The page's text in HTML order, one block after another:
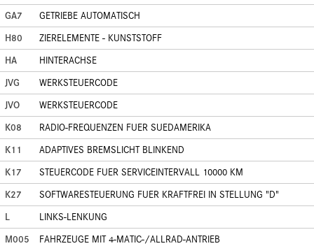
GA7
GETRIEBE AUTOMATISCH
H80
ZIERELEMENTE - KUNSTSTOFF
HA
HINTERACHSE
JVG
WERKSTEUERCODE
JVO
WERKSTEUERCODE
K08
RADIO-FREQUENZEN FUER SUEDAMERIKA
K11
ADAPTIVES BREMSLICHT BLINKEND
K17
STEUERCODE FUER SERVICEINTERVALL 10000 KM
K27
SOFTWARESTEUERUNG FUER KRAFTFREI IN STELLUNG "D"
L
LINKS-LENKUNG
M005
FAHRZEUGE MIT 4-MATIC-/ALLRAD-ANTRIEB